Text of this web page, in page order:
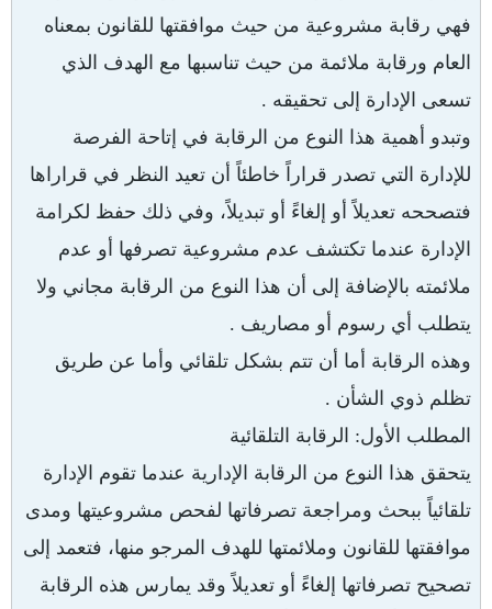
فهي رقابة مشروعية من حيث موافقتها للقانون بمعناه
العام ورقابة ملائمة من حيث تناسبها مع الهدف الذي
تسعى الإدارة إلى تحقيقه .
وتبدو أهمية هذا النوع من الرقابة في إتاحة الفرصة
للإدارة التي تصدر قراراً خاطئاً أن تعيد النظر في قراراها
فتصححه تعديلاً أو إلغاءً أو تبديلاً، وفي ذلك حفظ لكرامة
الإدارة عندما تكتشف عدم مشروعية تصرفها أو عدم
ملائمته بالإضافة إلى أن هذا النوع من الرقابة مجاني ولا
يتطلب أي رسوم أو مصاريف .
وهذه الرقابة أما أن تتم بشكل تلقائي وأما عن طريق
تظلم ذوي الشأن .
المطلب الأول: الرقابة التلقائية
يتحقق هذا النوع من الرقابة الإدارية عندما تقوم الإدارة
تلقائياً ببحث ومراجعة تصرفاتها لفحص مشروعيتها ومدى
موافقتها للقانون وملائمتها للهدف المرجو منها، فتعمد إلى
تصحيح تصرفاتها إلغاءً أو تعديلاً وقد يمارس هذه الرقابة